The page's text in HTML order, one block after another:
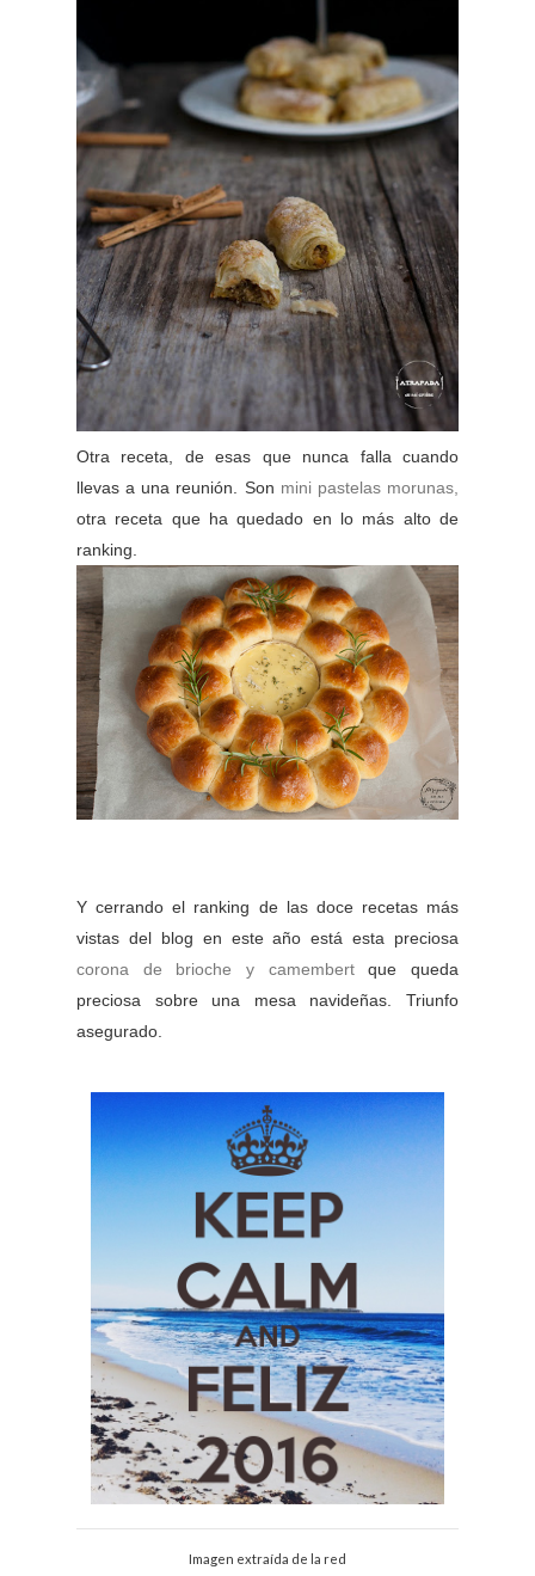
Otra receta, de esas que nunca falla cuando
llevas a una reunión. Son mini pastelas morunas,
otra receta que ha quedado en lo más alto de
ranking.
Y cerrando el ranking de las doce recetas más
vistas del blog en este año está esta preciosa
corona de brioche y camembertque queda
preciosa sobre una mesa navideñas. Triunfo
asegurado.
Imagen extraída de la red